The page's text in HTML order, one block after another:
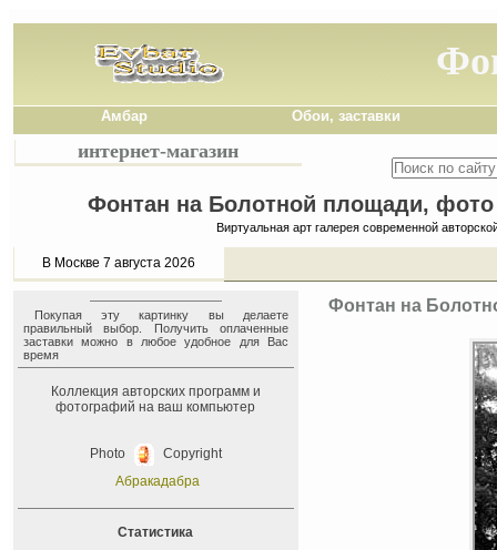
Амбар Обои, заставки
интернет-магазин
Фонтан на Болотной площади, фото
Виртуальная арт галерея современной
В Москве 7 августа 2026
Покупая эту картинку вы делаете
правильный выбор. Получить оплаченные
заставки можно в любое удобное для Вас
время
Коллекция авторских программ и
фотографий на ваш компьютер
Photo
Copyright
Абракадабра
Статистика
Фонтан на